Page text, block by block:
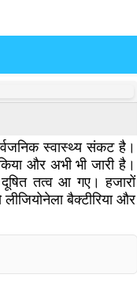
स्वास्थ्य संकट है।
और अभी भी जारी है।
तत्व आ गए। हजारों
बैक्टीरिया और